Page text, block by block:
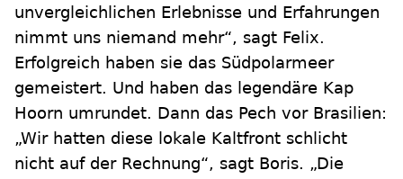
unvergleichlichen Erlebnisse und Erfahrungen
nimmt uns niemand mehr“, sagt Felix.
Erfolgreich haben sie das Südpolarmeer
gemeistert. Und haben das legendäre Kap
Hoorn umrundet. Dann das Pech vor Brasilien:
„Wir hatten diese lokale Kaltfront schlicht
nicht auf der Rechnung“, sagt Boris. „Die